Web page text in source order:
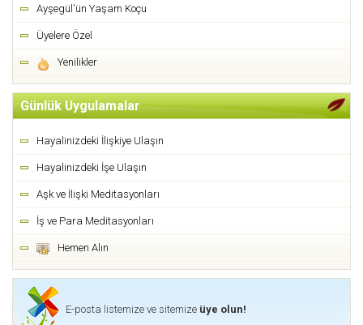
Ayşegül'ün Yaşam Koçu
Üyelere Özel
Yenilikler
Günlük Uygulamalar
Hayalinizdeki İlişkiye Ulaşın
Hayalinizdeki İşe Ulaşın
Aşk ve İlişki Meditasyonları
İş ve Para Meditasyonları
Hemen Alın
E-posta listemize ve sitemize üye olun!